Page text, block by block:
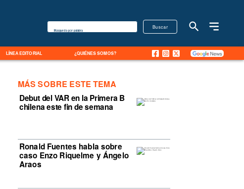
LÍNEA EDITORIAL ¿QUIÉNES SOMOS?
Buscar
Búsqueda por palabra
Debut del VAR en la Primera B
chilena este fin de semana
Ronald Fuentes habla sobre
caso Enzo Riquelme y Ángelo
Araos
MÁS SOBRE ESTE TEMA